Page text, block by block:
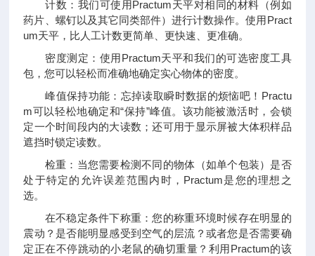
计数：我们可使用Practum天平对相同的材料（例如
药片、螺钉以及其它同类部件）进行计数操作。使用Pract
um天平，比人工计数更简单、更快速、更准确。
密度测定：使用Practum天平和我们的可选密度工具
包，您可以轻松而准确地确定实心物体的密度。
峰值保持功能：忘掉读取瞬时数据的烦恼吧！Practu
m可以轻松地确定和“保持”峰值。该功能被激活时，会锁
定一个时间段内的大读数；还可用于显示屏被大体积样品
遮挡时锁定读数。
检重：当您需要检测不同的物体（如单个包装）是否
处于特定的允许误差范围内时，Practum是您的理想之
选。
在不稳定条件下称重：您的称重环境时候存在明显的
震动？是否能明显感受到空气的层流？或者您是否需要确
定正在不停跳动的小老鼠的确切重量？利用Practum的该